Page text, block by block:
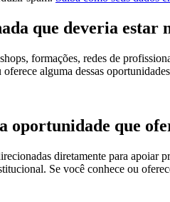
que deveria
formações, redes de
alguma dessas
oportunidade que
diretamente para
Se você conhece ou